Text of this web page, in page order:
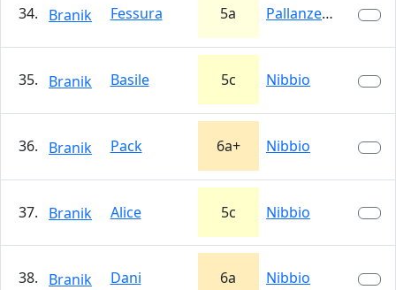
34. Branik Fessura 5a Pallanzeno
35. Branik Basile 5c Nibbio
36. Branik Pack 6a+ Nibbio
37. Branik Alice 5c Nibbio
38. Branik Dani 6a Nibbio